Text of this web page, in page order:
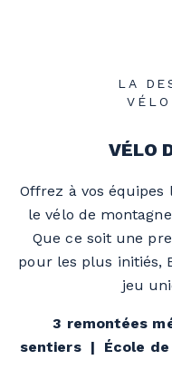
LA
VÉLO
Offrez à vos équipes
le vélo de
Que ce soit une
pour les plus initiés,
jeu
3 remontées
sentiers | École de